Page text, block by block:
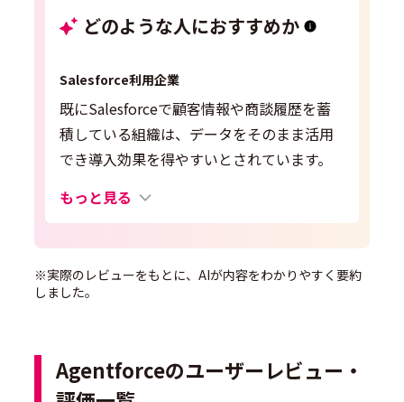
どのような人におすすめか
Salesforce利用企業
既にSalesforceで顧客情報や商談履歴を蓄
積している組織は、データをそのまま活用
でき導入効果を得やすいとされています。
もっと見る
※実際のレビューをもとに、AIが内容をわかりやすく要約
しました。
Agentforceのユーザーレビュー・